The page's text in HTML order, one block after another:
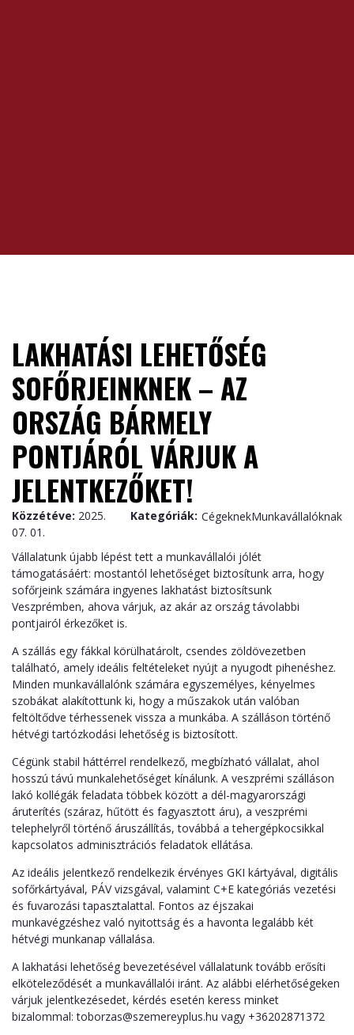
LAKHATÁSI LEHETŐSÉG
SOFŐRJEINKNEK – AZ
ORSZÁG BÁRMELY
PONTJÁRÓL VÁRJUK A
JELENTKEZŐKET!
Közzétéve: 2025.
07. 01.
Kategóriák: CégeknekMunkavállalóknak
Vállalatunk újabb lépést tett a munkavállalói jólét
támogatásáért: mostantól lehetőséget biztosítunk arra, hogy
sofőrjeink számára ingyenes lakhatást biztosítsunk
Veszprémben, ahova várjuk, az akár az ország távolabbi
pontjairól érkezőket is.
A szállás egy fákkal körülhatárolt, csendes zöldövezetben
található, amely ideális feltételeket nyújt a nyugodt pihenéshez.
Minden munkavállalónk számára egyszemélyes, kényelmes
szobákat alakítottunk ki, hogy a műszakok után valóban
feltöltődve térhessenek vissza a munkába. A szálláson történő
hétvégi tartózkodási lehetőség is biztosított.
Cégünk stabil háttérrel rendelkező, megbízható vállalat, ahol
hosszú távú munkalehetőséget kínálunk. A veszprémi szálláson
lakó kollégák feladata többek között a dél-magyarországi
áruterítés (száraz, hűtött és fagyasztott áru), a veszprémi
telephelyről történő áruszállítás, továbbá a tehergépkocsikkal
kapcsolatos adminisztrációs feladatok ellátása.
Az ideális jelentkező rendelkezik érvényes GKI kártyával, digitális
sofőrkártyával, PÁV vizsgával, valamint C+E kategóriás vezetési
és fuvarozási tapasztalattal. Fontos az éjszakai
munkavégzéshez való nyitottság és a havonta legalább két
hétvégi munkanap vállalása.
A lakhatási lehetőség bevezetésével vállalatunk tovább erősíti
elköteleződését a munkavállalói iránt. Az alábbi elérhetőségeken
várjuk jelentkezésedet, kérdés esetén keress minket
bizalommal:toborzas@szemereyplus.hu vagy +36202871372